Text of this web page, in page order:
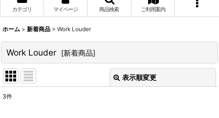
カテゴリ マイページ 商品検索 ご利用案内
ホーム > 新着商品 > Work Louder
Work Louder [新着商品]
表示順変更
3件